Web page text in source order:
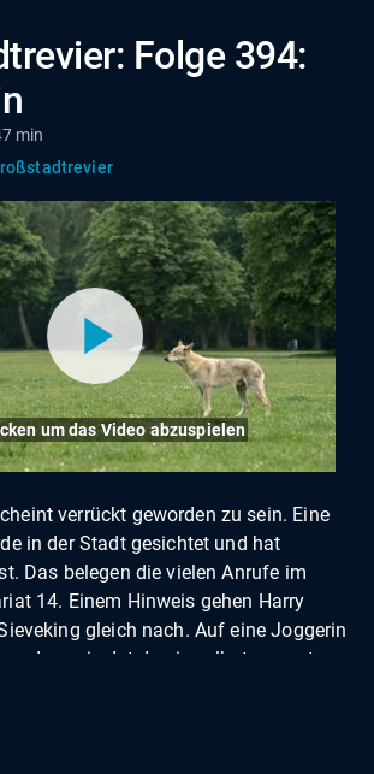
Folge 394:
min
um das Video abzuspielen
verrückt geworden zu sein. Eine
in der Stadt gesichtet und hat
Das belegen die vielen Anrufe im
14. Einem Hinweis gehen Harry
gleich nach. Auf eine Joggerin
sein. Ist da ein selbsternannter
Wolfsjagd?